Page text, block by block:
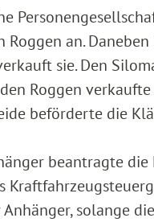
Roggen an.
sie. Den
Roggen
beförderte die
beantragte
solange